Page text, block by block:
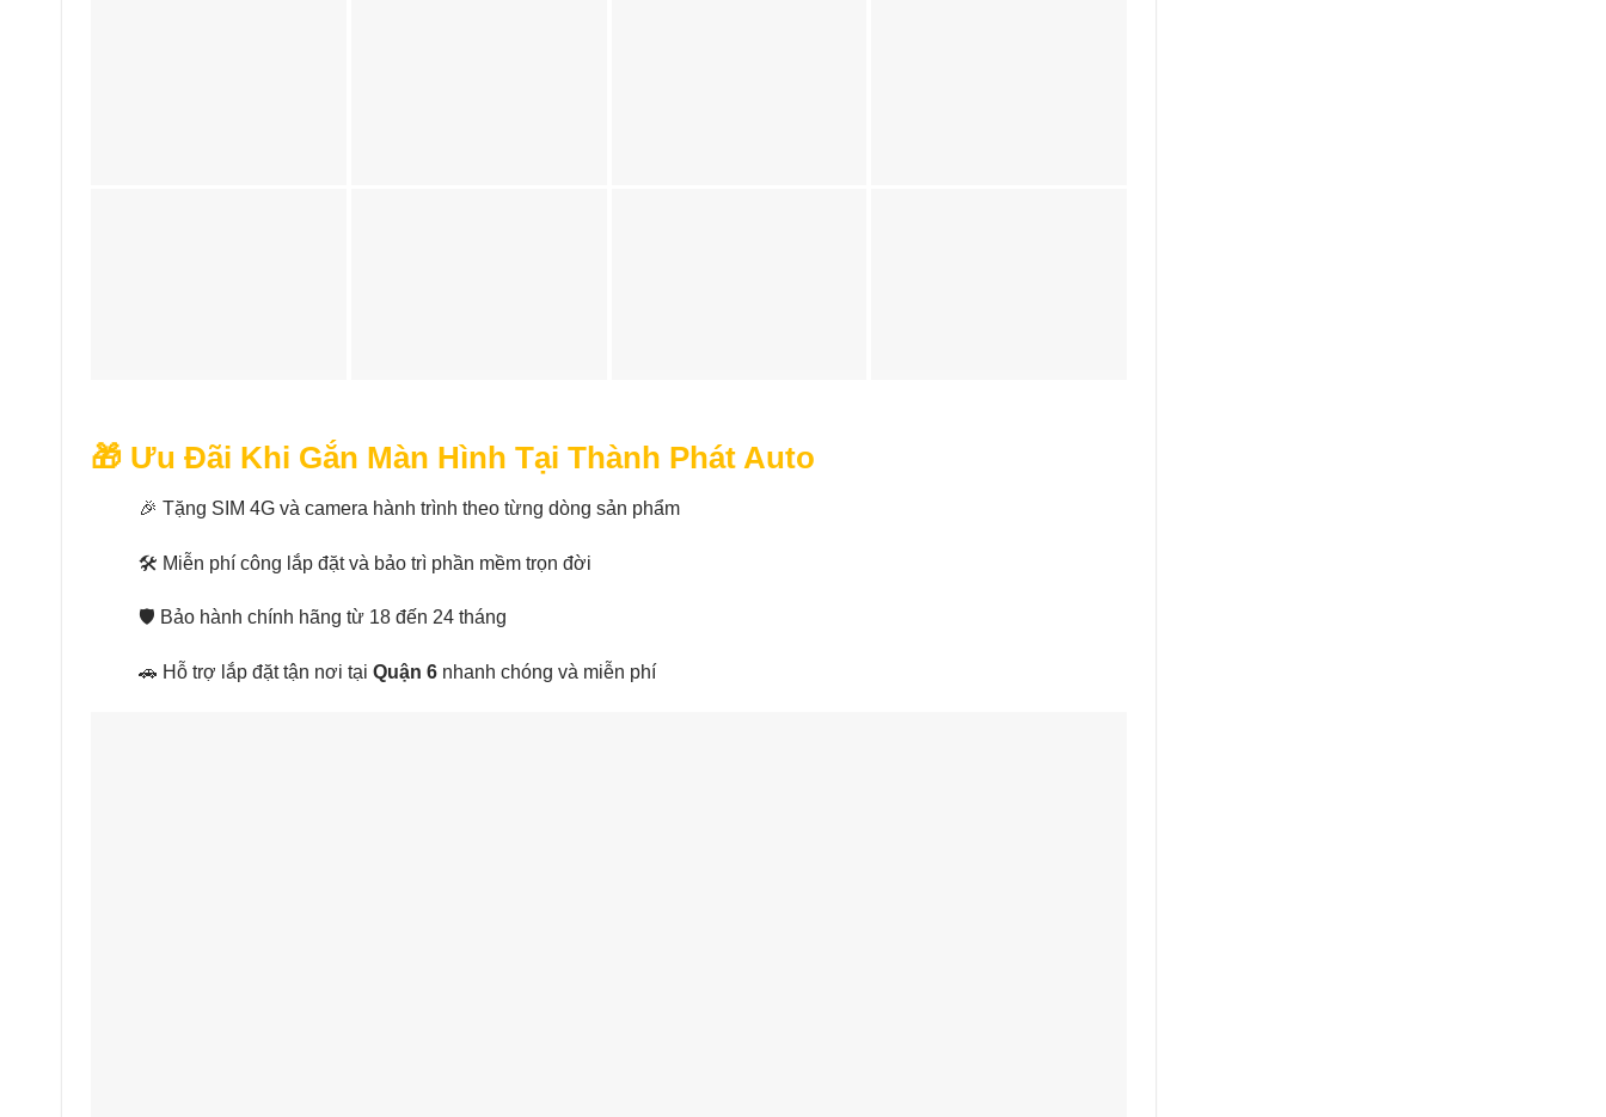
🎁 Ưu Đãi Khi Gắn Màn Hình Tại Thành Phát Auto
🎉 Tặng SIM 4G và camera hành trình theo từng dòng sản phẩm
🛠️ Miễn phí công lắp đặt và bảo trì phần mềm trọn đời
🛡️ Bảo hành chính hãng từ 18 đến 24 tháng
🚗 Hỗ trợ lắp đặt tận nơi tại Quận 6 nhanh chóng và miễn phí